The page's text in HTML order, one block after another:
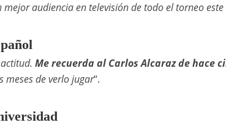
mejor audiencia en televisión de todo el torneo
Me recuerda al Carlos Alcaraz de hace
de verlo jugar“.